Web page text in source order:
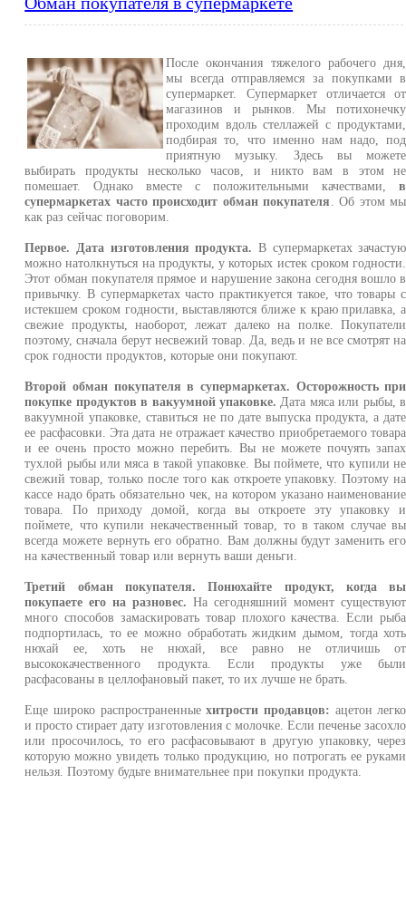
После окончания тяжелого рабочего дня,
мы всегда отправляемся за покупками в
супермаркет. Супермаркет отличается от
магазинов и рынков. Мы потихонечку
проходим вдоль стеллажей с продуктами,
подбирая то, что именно нам надо, под
приятную музыку. Здесь вы можете
выбирать продукты несколько часов, и никто вам в этом не
помешает. Однако вместе с положительными качествами,в
супермаркетах часто происходит обман покупателя . Об этом мы
как раз сейчас поговорим.
Первое. Дата изготовления продукта. В супермаркетах зачастую
можно натолкнуться на продукты, у которых истек сроком годности.
Этот обман покупателя прямое и нарушение закона сегодня вошло в
привычку. В супермаркетах часто практикуется такое, что товары с
истекшем сроком годности, выставляются ближе к краю прилавка, а
свежие продукты, наоборот, лежат далеко на полке. Покупатели
поэтому, сначала берут несвежий товар. Да, ведь и не все смотрят на
срок годности продуктов, которые они покупают.
Второй обман покупателя в супермаркетах. Осторожность при
покупке продуктов в вакуумной упаковке. Дата мяса или рыбы, в
вакуумной упаковке, ставиться не по дате выпуска продукта, а дате
ее расфасовки. Эта дата не отражает качество приобретаемого товара
и ее очень просто можно перебить. Вы не можете почуять запах
тухлой рыбы или мяса в такой упаковке. Вы поймете, что купили не
свежий товар, только после того как откроете упаковку. Поэтому на
кассе надо брать обязательно чек, на котором указано наименование
товара. По приходу домой, когда вы откроете эту упаковку и
поймете, что купили некачественный товар, то в таком случае вы
всегда можете вернуть его обратно. Вам должны будут заменить его
на качественный товар или вернуть ваши деньги.
Третий обман покупателя. Понюхайте продукт, когда вы
покупаете его на разновес. На сегодняшний момент существуют
много способов замаскировать товар плохого качества. Если рыба
подпортилась, то ее можно обработать жидким дымом, тогда хоть
нюхай ее, хоть не нюхай, все равно не отличишь от
высококачественного продукта. Если продукты уже были
расфасованы в целлофановый пакет, то их лучше не брать.
Еще широко распространенныехитрости продавцов: ацетон легко
и просто стирает дату изготовления с молочке. Если печенье засохло
или просочилось, то его расфасовывают в другую упаковку, через
которую можно увидеть только продукцию, но потрогать ее руками
нельзя. Поэтому будьте внимательнее при покупки продукта.